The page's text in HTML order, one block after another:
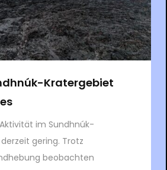
Kratergebiet
im Sundhnúk-
gering. Trotz
beobachten